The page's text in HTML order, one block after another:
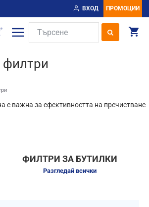
ВХОД ПРОМОЦИИ
е важна за ефективността на пречистване
ФИЛТРИ ЗА БУТИЛКИ
Разгледай всички